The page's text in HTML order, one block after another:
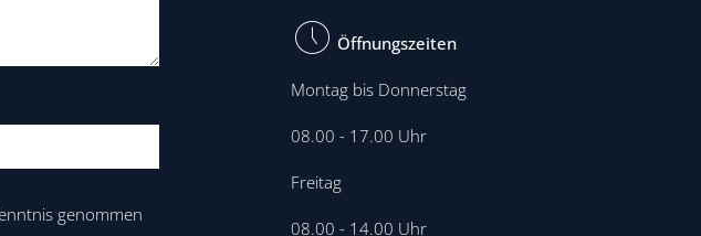
genommen
Öffnungszeiten
Montag bis Donnerstag
08.00 - 17.00 Uhr
Freitag
08.00 - 14.00 Uhr